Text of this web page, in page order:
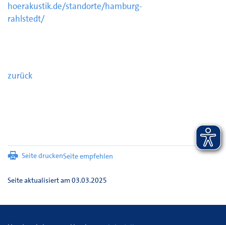
hoerakustik.de/standorte/hamburg-
rahlstedt/
zurück
Seite druckenSeite empfehlen
Seite aktualisiert am 03.03.2025